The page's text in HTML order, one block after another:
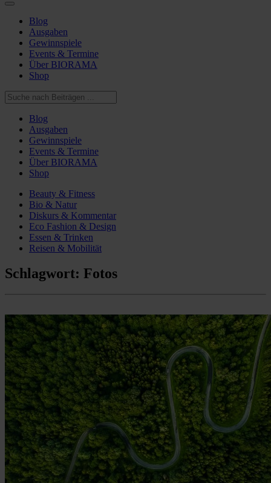
Blog
Ausgaben
Gewinnspiele
Events & Termine
Über BIORAMA
Shop
Blog
Ausgaben
Gewinnspiele
Events & Termine
Über BIORAMA
Shop
Beauty & Fitness
Bio & Natur
Diskurs & Kommentar
Eco Fashion & Design
Essen & Trinken
Reisen & Mobilität
Schlagwort: Fotos